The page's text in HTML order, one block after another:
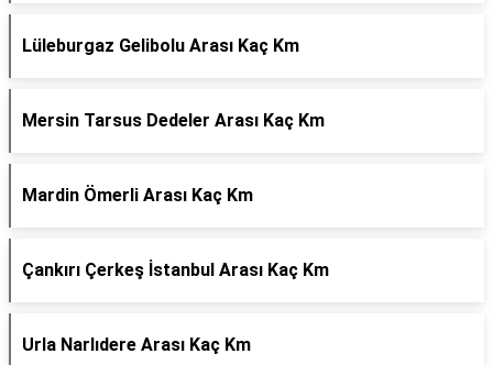
Lüleburgaz Gelibolu Arası Kaç Km
Mersin Tarsus Dedeler Arası Kaç Km
Mardin Ömerli Arası Kaç Km
Çankırı Çerkeş İstanbul Arası Kaç Km
Urla Narlıdere Arası Kaç Km